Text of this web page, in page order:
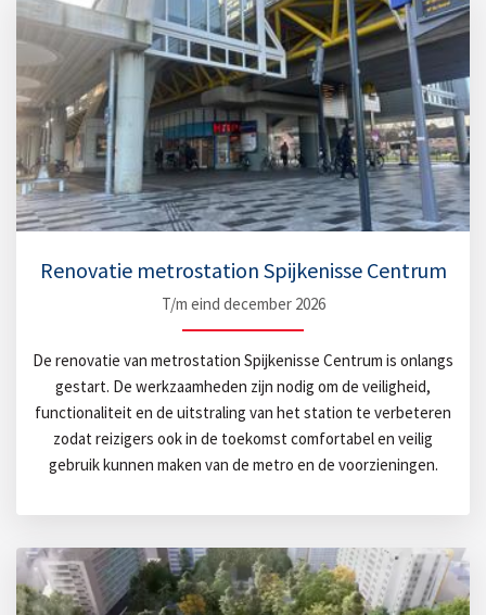
Renovatie metrostation Spijkenisse Centrum
T/m eind december 2026
De renovatie van metrostation Spijkenisse Centrum is onlangs
gestart. De werkzaamheden zijn nodig om de veiligheid,
functionaliteit en de uitstraling van het station te verbeteren
zodat reizigers ook in de toekomst comfortabel en veilig
gebruik kunnen maken van de metro en de voorzieningen.